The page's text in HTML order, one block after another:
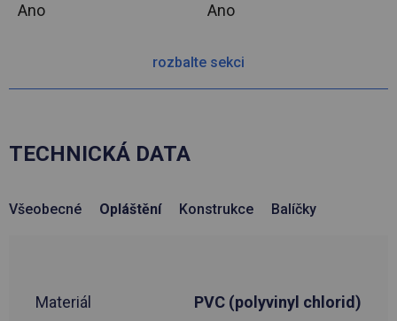
Ano Ano
rozbalte sekci
TECHNICKÁ DATA
Všeobecné Opláštění Konstrukce Balíčky
Materiál PVC (polyvinyl chlorid)